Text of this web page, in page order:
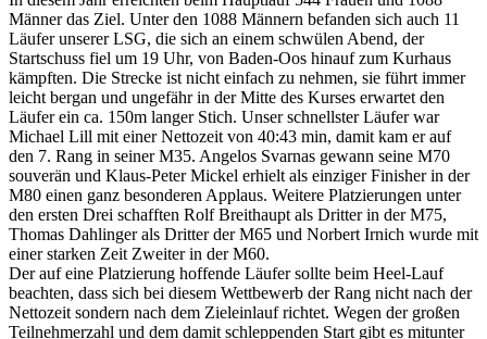
Männer das Ziel. Unter den 1088 Männern befanden sich auch 11
Läufer unserer LSG, die sich an einem schwülen Abend, der
Startschuss fiel um 19 Uhr, von Baden-Oos hinauf zum Kurhaus
kämpften. Die Strecke ist nicht einfach zu nehmen, sie führt immer
leicht bergan und ungefähr in der Mitte des Kurses erwartet den
Läufer ein ca. 150m langer Stich. Unser schnellster Läufer war
Michael Lill mit einer Nettozeit von 40:43 min, damit kam er auf
den 7. Rang in seiner M35. Angelos Svarnas gewann seine M70
souverän und Klaus-Peter Mickel erhielt als einziger Finisher in der
M80 einen ganz besonderen Applaus. Weitere Platzierungen unter
den ersten Drei schafften Rolf Breithaupt als Dritter in der M75,
Thomas Dahlinger als Dritter der M65 und Norbert Irnich wurde mit
einer starken Zeit Zweiter in der M60.
Der auf eine Platzierung hoffende Läufer sollte beim Heel-Lauf
beachten, dass sich bei diesem Wettbewerb der Rang nicht nach der
Nettozeit sondern nach dem Zieleinlauf richtet. Wegen der großen
Teilnehmerzahl und dem damit schleppenden Start gibt es mitunter